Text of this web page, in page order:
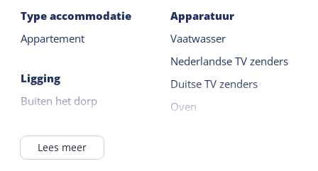
Type accommodatie
Appartement
Ligging
Buiten het dorp
Op erf / in boerderij
Apparatuur
Vaatwasser
Nederlandse TV zenders
Duitse TV zenders
Oven
Lees meer